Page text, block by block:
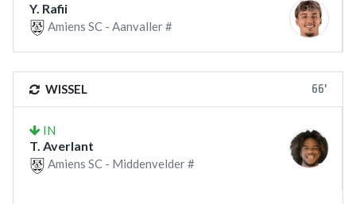
Y. Rafii
Amiens SC - Aanvaller #
WISSEL 66'
IN
T. Averlant
Amiens SC - Middenvelder #